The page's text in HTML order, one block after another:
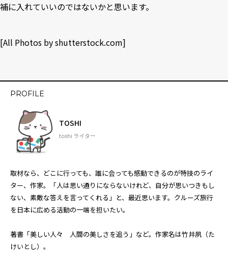
補に入れていいのではないかと思います。
[All Photos byshutterstock.com]
PROFILE
TOSHI
toshi ライター
取材なら、どこに行っても、誰に会っても感動できるのが特技のライ
ター、作家。「人は思い通りにならないけれど、自分が思いつきもし
ない、素敵な答えを言ってくれる」と、最近思います。クルーズ旅行
を日本に広める活動の一端を担いたい。
著書「美しい人々 人間の美しさを追う」など。作家名は竹井夙（た
けいとし）。